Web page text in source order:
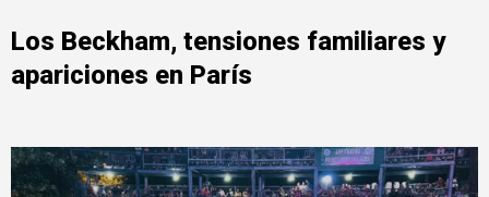
Los Beckham, tensiones familiares y
apariciones en París